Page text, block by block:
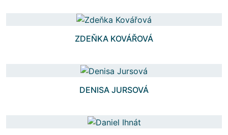
ZDEŇKA KOVÁŘOVÁ
DENISA JURSOVÁ